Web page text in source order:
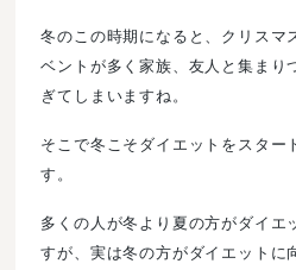
冬のこの時期になると、クリスマ
ベントが多く家族、友人と集まり
ぎてしまいますね。
そこで冬こそダイエットをスター
す。
多くの人が冬より夏の方がダイエ
すが、実は冬の方がダイエットに